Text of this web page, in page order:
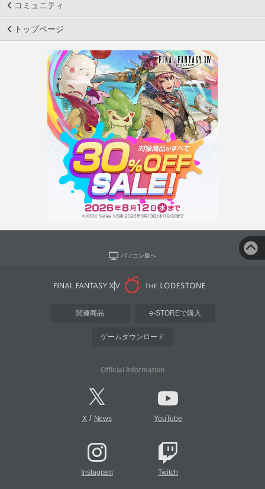
コミュニティ
トップページ
パソコン版へ
関連商品 e-STOREで購入
ゲームダウンロード
Official Information
X/ News YouTube
Instagram Twitch